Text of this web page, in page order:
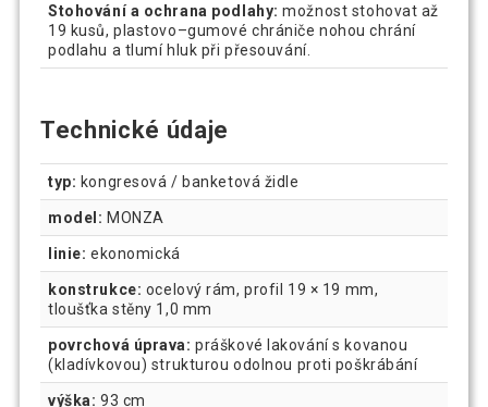
Stohování a ochrana podlahy: možnost stohovat až
19 kusů, plastovo–gumové chrániče nohou chrání
podlahu a tlumí hluk při přesouvání.
Technické údaje
typ: kongresová / banketová židle
model: MONZA
linie: ekonomická
konstrukce: ocelový rám, profil 19 × 19 mm,
tloušťka stěny 1,0 mm
povrchová úprava: práškové lakování s kovanou
(kladívkovou) strukturou odolnou proti poškrábání
výška: 93 cm